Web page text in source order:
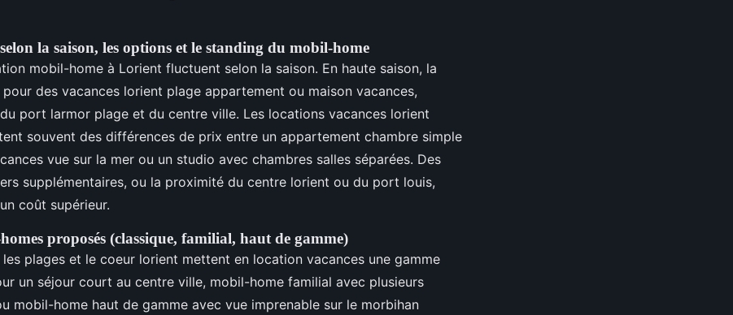
la saison, les options et le standing du mobil-home
mobil-home à Lorient fluctuent selon la saison. En haute saison, la
des vacances lorient plage appartement ou maison vacances,
port larmor plage et du centre ville. Les locations vacances lorient
souvent des différences de prix entre un appartement chambre simple
vue sur la mer ou un studio avec chambres salles séparées. Des
supplémentaires, ou la proximité du centre lorient ou du port louis,
coût supérieur.
proposés (classique, familial, haut de gamme)
plages et le coeur lorient mettent en location vacances une gamme
un séjour court au centre ville, mobil-home familial avec plusieurs
mobil-home haut de gamme avec vue imprenable sur le morbihan